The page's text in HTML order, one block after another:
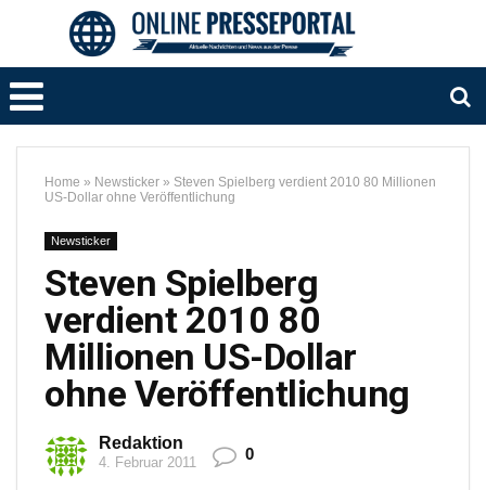
Home » Newsticker » Steven Spielberg verdient 2010 80 Millionen
US-Dollar ohne Veröffentlichung
Newsticker
Steven Spielberg
verdient 2010 80
Millionen US-Dollar
ohne Veröffentlichung
Redaktion
4. Februar 2011 0